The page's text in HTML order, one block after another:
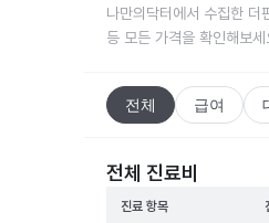
나만의닥터에서 수집한 더
등 모든 가격을 확인해보세
전체 급여
전체 진료비
진료 항목